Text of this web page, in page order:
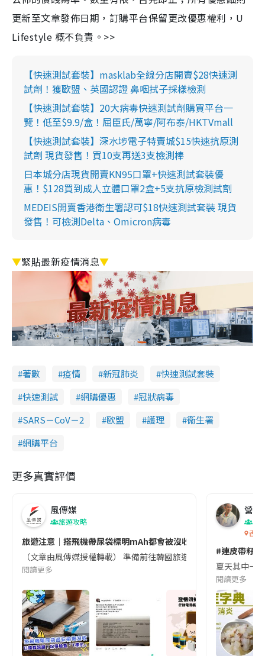
更新至文章發佈日期，訂購平台保留更改優惠權利，U
Lifestyle 概不負責。>>
【快速測試套裝】masklab全線分店開賣$28快速測
試劑！獲歐盟、英國認證 鼻咽拭子採樣檢測
【快速測試套裝】20大病毒快速測試劑購買平台一
覽！低至$9.9/盒！屈臣氏/萬寧/阿布泰/HKTVmall
【快速測試套裝】深水埗電子特賣城$15快速抗原測
試劑 現貨發售！買10支再送3支檢測棒
日本城分店現貨開賣KN95口罩+快速測試套裝優
惠！$128買到成人立體口罩2盒+5支抗原檢測試劑
MEDEIS開賣香港衛生署認可$18快速測試套裝 現貨
發售！可檢測Delta、Omicron病毒
▼緊貼最新疫情消息▼
著數 疫情 新冠肺炎
快速測試套裝
快速測試
網購優惠
冠狀病毒
SARS－CoV－2
歐盟 護理
衞生署
網購平台
更多真實評價
風傳媒
旅遊攻略
旅遊注意｜搭飛機帶尿袋標明mAh都會被沒收😱出發前切記檢查
（文章由風傳媒授權轉載） 準備前往韓國旅遊的民眾，近期要
閱讀更多
營養
香港
#連皮帶籽
夏天其中一
閱讀更多